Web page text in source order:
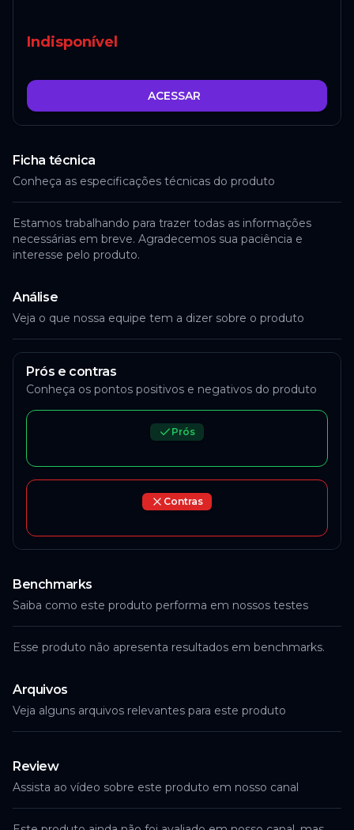
Indisponível
ACESSAR
Ficha técnica
Conheça as especificações técnicas do produto
Estamos trabalhando para trazer todas as informações
necessárias em breve. Agradecemos sua paciência e
interesse pelo produto.
Análise
Veja o que nossa equipe tem a dizer sobre o produto
Prós e contras
Conheça os pontos positivos e negativos do produto
Prós
Contras
Benchmarks
Saiba como este produto performa em nossos testes
Esse produto não apresenta resultados em benchmarks.
Arquivos
Veja alguns arquivos relevantes para este produto
Review
Assista ao vídeo sobre este produto em nosso canal